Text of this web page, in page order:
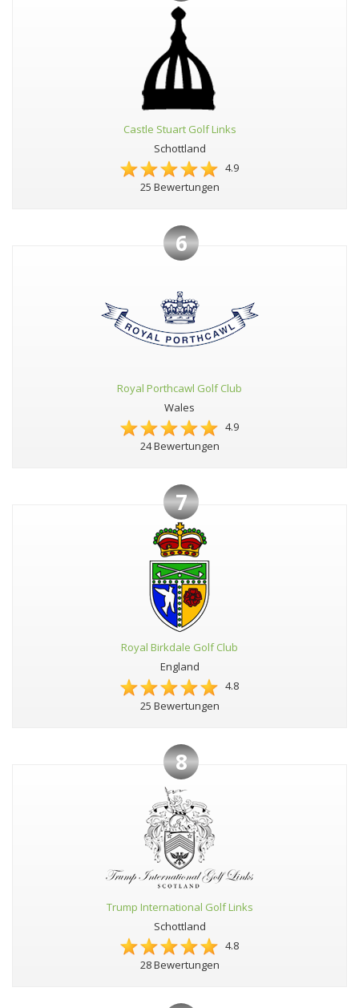
Castle Stuart Golf Links
Schottland
4.9
25 Bewertungen
6
Royal Porthcawl Golf Club
Wales
4.9
24 Bewertungen
7
Royal Birkdale Golf Club
England
4.8
25 Bewertungen
8
Trump International Golf Links
Schottland
4.8
28 Bewertungen